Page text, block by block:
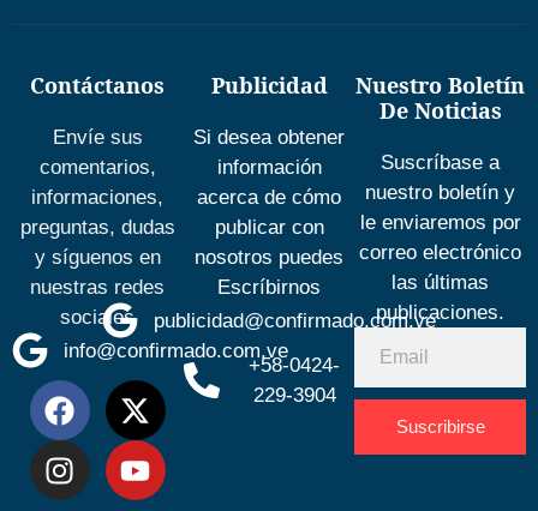
Contáctanos
Envíe sus
comentarios,
informaciones,
preguntas, dudas
y síguenos en
nuestras redes
sociales
info@confirmado.com.ve
Publicidad
Si desea obtener
información
acerca de cómo
publicar con
nosotros puedes
Escríbirnos
publicidad@confirmado.com.ve
+58-0424-
229-3904
Nuestro Boletín
De Noticias
Suscríbase a
nuestro boletín y
le enviaremos por
correo electrónico
las últimas
publicaciones.
Suscribirse